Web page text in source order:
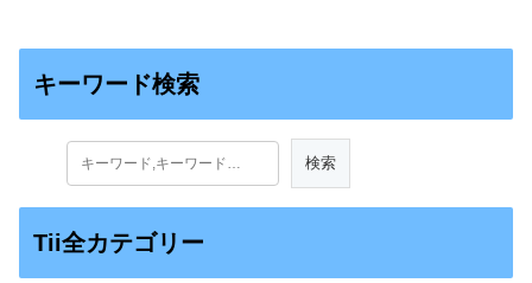
キーワード検索
Tii全カテゴリー